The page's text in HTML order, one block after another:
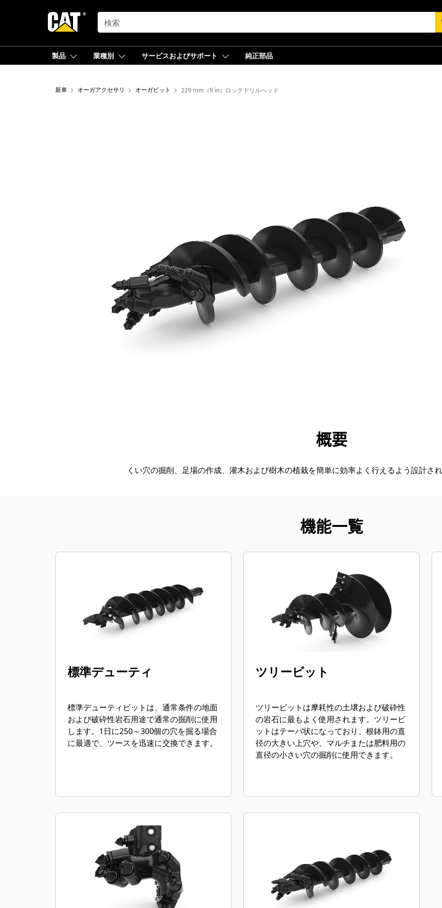
SEARCH
製品 業種別 サービスおよびサポート 純正部品
新車 オーガアクセサリ オーガビット 229 mm（9 in）ロックドリルヘッド
ツアー
概要
くい穴の掘削、足場の作成、灌木および樹木の植栽を簡単に効率よく行えるよう設計さ
機能一覧
標準デューティ
標準デューティビットは、通常条件の地面
および破砕性岩石用途で通常の掘削に使用
します。1日に250～300個の穴を掘る場合
に最適で、ツースを迅速に交換できます。
ツリービット
ツリービットは摩耗性の土壌および破砕性
の岩石に最もよく使用されます。ツリービ
ットはテーパ状になっており、根鉢用の直
径の大きい上穴や、マルチまたは肥料用の
直径の小さい穴の掘削に使用できます。